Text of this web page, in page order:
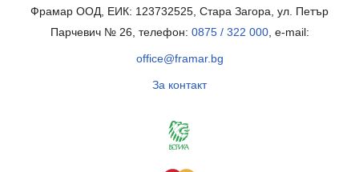
Фрамар ООД, ЕИК: 123732525, Стара Загора, ул. Петър
Парчевич № 26, телефон: 0875 / 322 000, e-mail:
office@framar.bg
За контакт